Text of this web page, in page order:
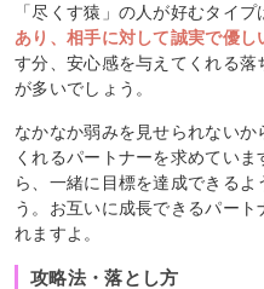
「尽くす猿」の人が好むタイ
あり、相手に対して誠実で優し
す分、安心感を与えてくれる落
が多いでしょう。
なかなか弱みを見せられない
くれるパートナーを求めてい
ら、一緒に目標を達成できる
う。お互いに成長できるパー
れますよ。
攻略法・落とし方